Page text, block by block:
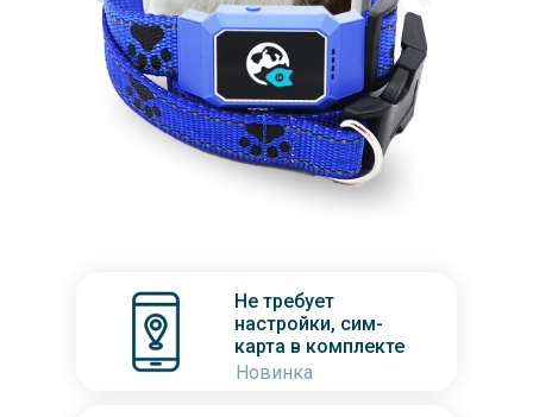
Не требует
настройки, сим-
карта в комплекте
Новинка